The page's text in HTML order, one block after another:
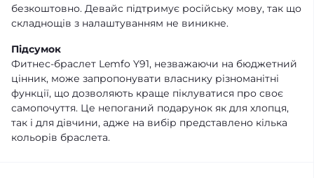
безкоштовно. Девайс підтримує російську мову, так що
складнощів з налаштуванням не виникне.
Підсумок
Фитнес-браслет Lemfo Y91, незважаючи на бюджетний
цінник, може запропонувати власнику різноманітні
функції, що дозволяють краще піклуватися про своє
самопочуття. Це непоганий подарунок як для хлопця,
так і для дівчини, адже на вибір представлено кілька
кольорів браслета.